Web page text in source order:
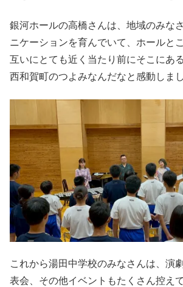
銀河ホールの高橋さんは、地域のみな
ニケーションを育んでいて、ホールと
互いにとても近く当たり前にそこにあ
西和賀町のつよみなんだなと感動しまし
これから湯田中学校のみなさんは、演
表会、その他イベントもたくさん控え